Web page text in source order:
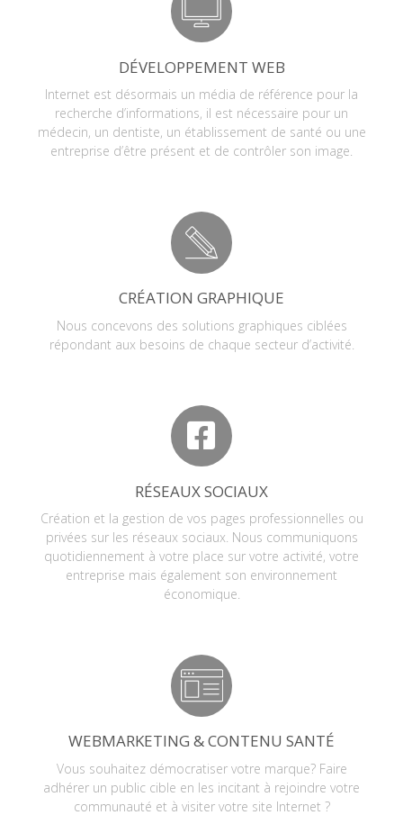
DÉVELOPPEMENT WEB
Internet est désormais un média de référence pour la
recherche d’informations, il est nécessaire pour un
médecin, un dentiste, un établissement de santé ou une
entreprise d’être présent et de contrôler son image.
CRÉATION GRAPHIQUE
Nous concevons des solutions graphiques ciblées
répondant aux besoins de chaque secteur d’activité.
RÉSEAUX SOCIAUX
Création et la gestion de vos pages professionnelles ou
privées sur les réseaux sociaux. Nous communiquons
quotidiennement à votre place sur votre activité, votre
entreprise mais également son environnement
économique.
WEBMARKETING & CONTENU SANTÉ
Vous souhaitez démocratiser votre marque? Faire
adhérer un public cible en les incitant à rejoindre votre
communauté et à visiter votre site Internet ?